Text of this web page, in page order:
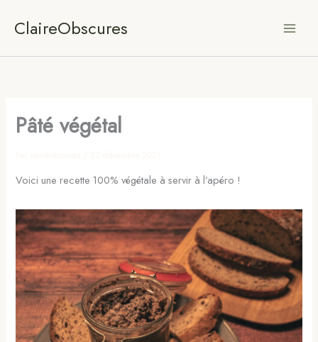
ClaireObscures
Pâté végétal
Voici une recette 100% végétale à servir à l’apéro !